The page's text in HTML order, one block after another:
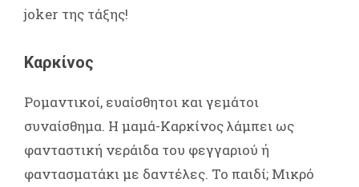
joker της τάξης!
Καρκίνος
Ρομαντικοί, ευαίσθητοι και γεμάτοι
συναίσθημα. Η μαμά-Καρκίνος λάμπει ως
φανταστική νεράιδα του φεγγαριού ή
φαντασματάκι με δαντέλες. Το παιδί; Μικρό